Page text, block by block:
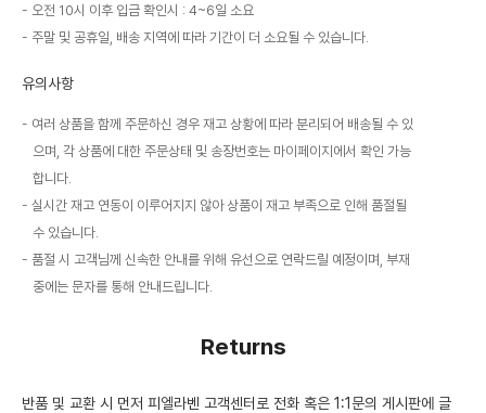
오전 10시 이후 입금 확인시 : 4~6일 소요
주말 및 공휴일, 배송 지역에 따라 기간이 더 소요될 수 있습니다.
유의사항
여러 상품을 함께 주문하신 경우 재고 상황에 따라 분리되어 배송될 수 있
으며, 각 상품에 대한 주문상태 및 송장번호는 마이페이지에서 확인 가능
합니다.
실시간 재고 연동이 이루어지지 않아 상품이 재고 부족으로 인해 품절될
수 있습니다.
품절 시 고객님께 신속한 안내를 위해 유선으로 연락드릴 예정이며, 부재
중에는 문자를 통해 안내드립니다.
Returns
반품 및 교환 시 먼저 피엘라벤 고객센터로 전화 혹은 1:1문의 게시판에 글